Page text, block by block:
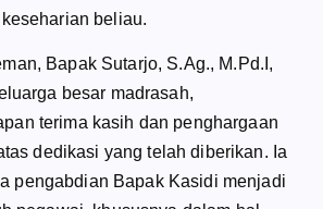
beliau.
Bapak Sutarjo, S.Ag., M.Pd.I,
besar madrasah,
terima kasih dan penghargaan
dedikasi yang telah diberikan. Ia
pengabdian Bapak Kasidi menjadi